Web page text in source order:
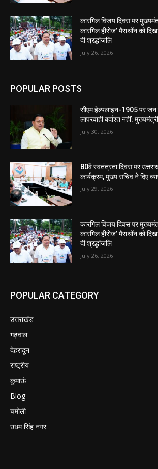
कारगिल विजय दिवस पर
कारगिल हीरोज’ मैराथॉन को
दी श्रद्धांजलि
July 26, 2026
POPULAR POSTS
सीएम हेल्पलाइन-1905 पर जन
लापरवाही बर्दाश्त नहीं:
July 30, 2026
80वें स्वतंत्रता दिवस पर
कार्यक्रम, मुख्य सचिव ने दिए
July 29, 2026
कारगिल विजय दिवस पर
कारगिल हीरोज’ मैराथॉन को
दी श्रद्धांजलि
July 26, 2026
POPULAR CATEGORY
उत्तराखंड
गढ़वाल
देहरादून
राष्ट्रीय
कुमाऊं
Blog
चमोली
उधम सिंह नगर